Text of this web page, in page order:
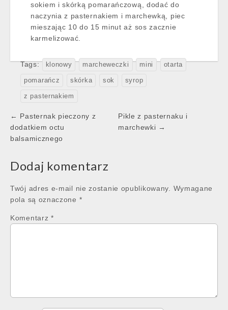
sokiem i skórką pomarańczową, dodać do
naczynia z pasternakiem i marchewką, piec
mieszając 10 do 15 minut aż sos zacznie
karmelizować.
Tags: klonowy marcheweczki mini otarta
pomarańcz skórka sok syrop
z pasternakiem
Post
navigation
← Pasternak pieczony z
dodatkiem octu
balsamicznego
Pikle z pasternaku i
marchewki →
Dodaj komentarz
Twój adres e-mail nie zostanie opublikowany.
Wymagane
pola są oznaczone *
Komentarz *